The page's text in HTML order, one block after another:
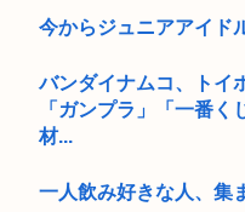
今からジュニアアイド
バンダイナムコ、トイ
「ガンプラ」「一番
材...
一人飲み好きな人、集